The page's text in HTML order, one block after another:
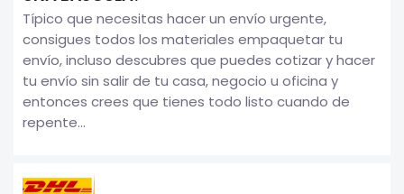
Típico que necesitas hacer un envío urgente,
consigues todos los materiales empaquetar tu
envío, incluso descubres que puedes cotizar y hacer
tu envío sin salir de tu casa, negocio u oficina y
entonces crees que tienes todo listo cuando de
repente...